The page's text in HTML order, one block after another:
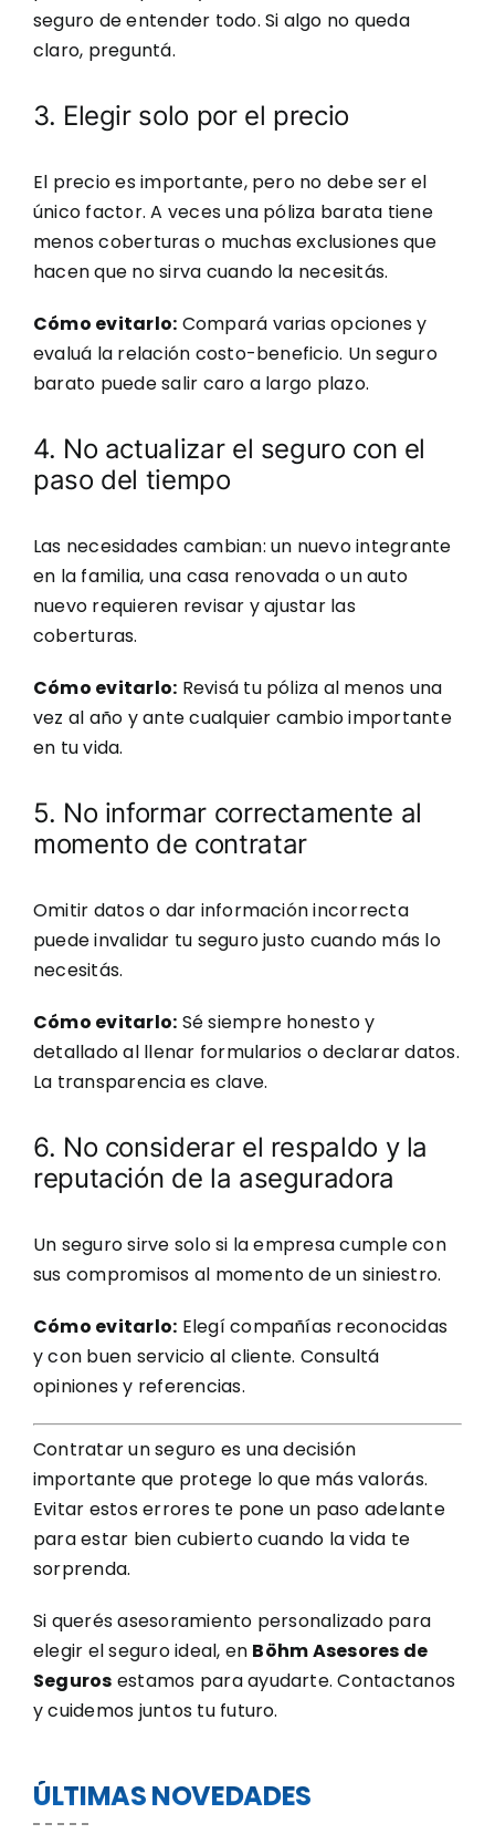
seguro de entender todo. Si algo no queda
claro, preguntá.
3. Elegir solo por el precio
El precio es importante, pero no debe ser el
único factor. A veces una póliza barata tiene
menos coberturas o muchas exclusiones que
hacen que no sirva cuando la necesitás.
Cómo evitarlo: Compará varias opciones y
evaluá la relación costo-beneficio. Un seguro
barato puede salir caro a largo plazo.
4. No actualizar el seguro con el
paso del tiempo
Las necesidades cambian: un nuevo integrante
en la familia, una casa renovada o un auto
nuevo requieren revisar y ajustar las
coberturas.
Cómo evitarlo: Revisá tu póliza al menos una
vez al año y ante cualquier cambio importante
en tu vida.
5. No informar correctamente al
momento de contratar
Omitir datos o dar información incorrecta
puede invalidar tu seguro justo cuando más lo
necesitás.
Cómo evitarlo: Sé siempre honesto y
detallado al llenar formularios o declarar datos.
La transparencia es clave.
6. No considerar el respaldo y la
reputación de la aseguradora
Un seguro sirve solo si la empresa cumple con
sus compromisos al momento de un siniestro.
Cómo evitarlo: Elegí compañías reconocidas
y con buen servicio al cliente. Consultá
opiniones y referencias.
Contratar un seguro es una decisión
importante que protege lo que más valorás.
Evitar estos errores te pone un paso adelante
para estar bien cubierto cuando la vida te
sorprenda.
Si querés asesoramiento personalizado para
elegir el seguro ideal, en Böhm Asesores de
Seguros estamos para ayudarte. Contactanos
y cuidemos juntos tu futuro.
ÚLTIMAS NOVEDADES